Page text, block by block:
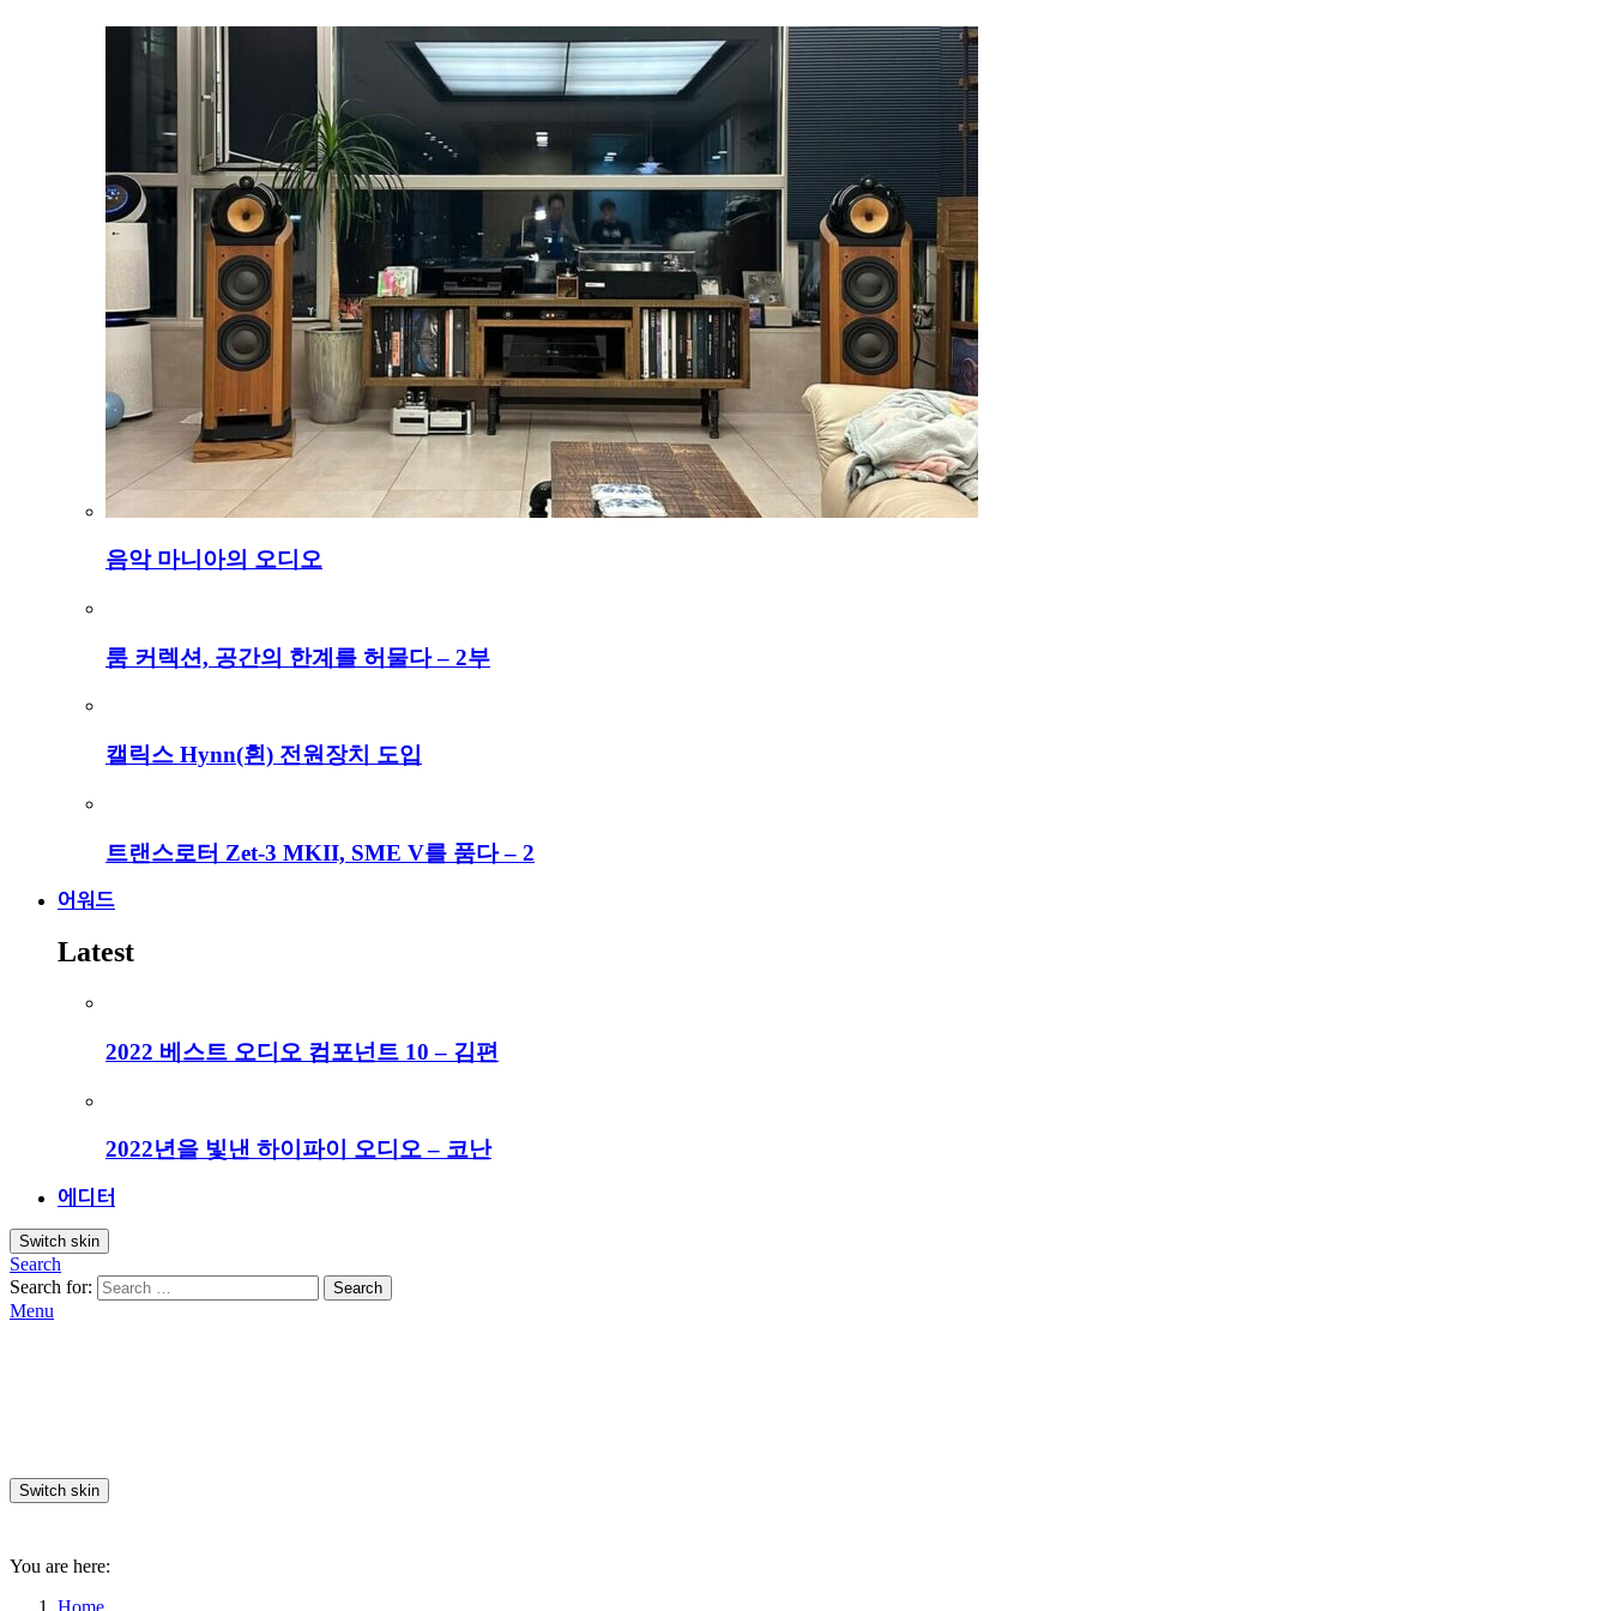
음악 마니아의 오디오
룸 커렉션, 공간의 한계를 허물다 – 2부
캘릭스 Hynn(흰) 전원장치 도입
트랜스로터 Zet-3 MKII, SME V를 품다 – 2
어워드
Latest
2022 베스트 오디오 컴포넌트 10 – 김편
2022년을 빛낸 하이파이 오디오 – 코난
에디터
Switch skin
Search
Search for:
Search
Menu
Switch skin
You are here:
Home